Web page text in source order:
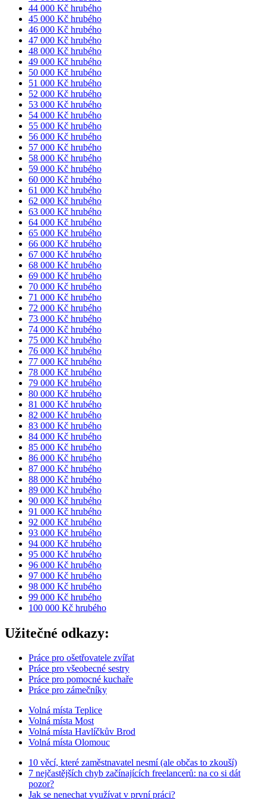
44 000 Kč hrubého
45 000 Kč hrubého
46 000 Kč hrubého
47 000 Kč hrubého
48 000 Kč hrubého
49 000 Kč hrubého
50 000 Kč hrubého
51 000 Kč hrubého
52 000 Kč hrubého
53 000 Kč hrubého
54 000 Kč hrubého
55 000 Kč hrubého
56 000 Kč hrubého
57 000 Kč hrubého
58 000 Kč hrubého
59 000 Kč hrubého
60 000 Kč hrubého
61 000 Kč hrubého
62 000 Kč hrubého
63 000 Kč hrubého
64 000 Kč hrubého
65 000 Kč hrubého
66 000 Kč hrubého
67 000 Kč hrubého
68 000 Kč hrubého
69 000 Kč hrubého
70 000 Kč hrubého
71 000 Kč hrubého
72 000 Kč hrubého
73 000 Kč hrubého
74 000 Kč hrubého
75 000 Kč hrubého
76 000 Kč hrubého
77 000 Kč hrubého
78 000 Kč hrubého
79 000 Kč hrubého
80 000 Kč hrubého
81 000 Kč hrubého
82 000 Kč hrubého
83 000 Kč hrubého
84 000 Kč hrubého
85 000 Kč hrubého
86 000 Kč hrubého
87 000 Kč hrubého
88 000 Kč hrubého
89 000 Kč hrubého
90 000 Kč hrubého
91 000 Kč hrubého
92 000 Kč hrubého
93 000 Kč hrubého
94 000 Kč hrubého
95 000 Kč hrubého
96 000 Kč hrubého
97 000 Kč hrubého
98 000 Kč hrubého
99 000 Kč hrubého
100 000 Kč hrubého
Užitečné odkazy:
Práce pro ošetřovatele zvířat
Práce pro všeobecné sestry
Práce pro pomocné kuchaře
Práce pro zámečníky
Volná místa Teplice
Volná místa Most
Volná místa Havlíčkův Brod
Volná místa Olomouc
10 věcí, které zaměstnavatel nesmí (ale občas to zkouší)
7 nejčastějších chyb začínajících freelancerů: na co si dát
pozor?
Jak se nenechat využívat v první práci?